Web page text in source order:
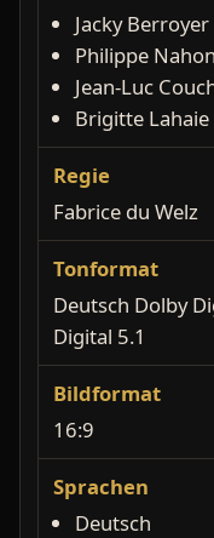
Jacky Berroyer
Philippe Nahon
Jean-Luc
Brigitte Lahaie
Regie
Fabrice du Welz
Tonformat
Deutsch Dolby
Digital 5.1
Bildformat
16:9
Sprachen
Deutsch